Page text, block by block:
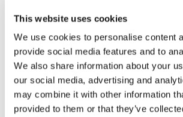
This website uses cookies
We use cookies to personalise content
provide social media features and to
We also share information about your
our social media, advertising and
may combine it with other information
provided to them or that they’ve
Gehäuse, ölfilter
Marke
Expressversand